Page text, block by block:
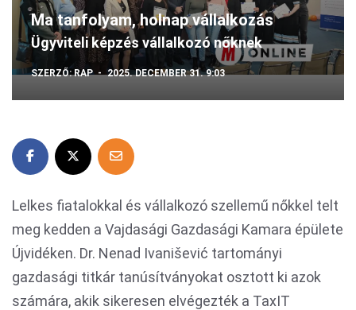
Ma tanfolyam, holnap vállalkozás
Ügyviteli képzés vállalkozó nőknek
SZERZŐ:RAP 2025. DECEMBER 31. 9:03
Lelkes fiatalokkal és vállalkozó szellemű nőkkel telt
meg kedden a Vajdasági Gazdasági Kamara épülete
Újvidéken. Dr. Nenad Ivanišević tartományi
gazdasági titkár tanúsítványokat osztott ki azok
számára, akik sikeresen elvégezték a TaxIT